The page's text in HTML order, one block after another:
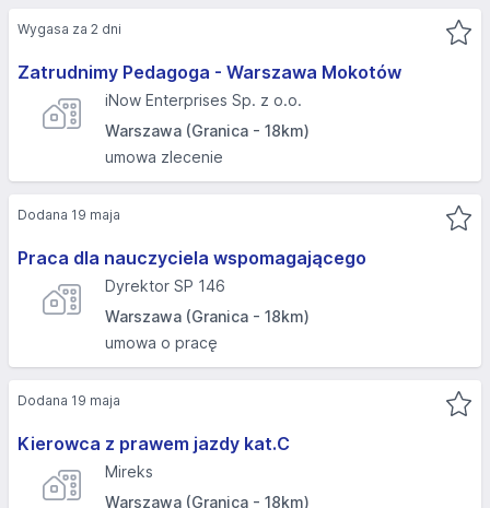
Zatrudnimy Pedagoga - Warszawa Mokotów
iNow Enterprises Sp. z o.o.
Warszawa (Granica - 18km)
umowa zlecenie
Wygasa za 2 dni
Praca dla nauczyciela wspomagającego
Dyrektor SP 146
Warszawa (Granica - 18km)
umowa o pracę
Dodana 19 maja
Kierowca z prawem jazdy kat.C
Mireks
Warszawa (Granica - 18km)
Dodana 19 maja